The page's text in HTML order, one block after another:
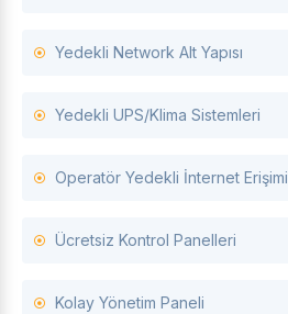
Yedekli Network Alt Yapısı
Yedekli UPS/Klima Sistemleri
Operatör Yedekli İnternet Erişimi
Ücretsiz Kontrol Panelleri
Kolay Yönetim Paneli